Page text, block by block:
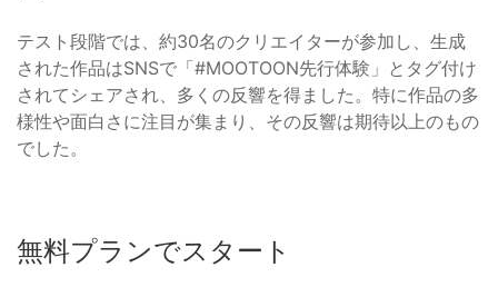
テスト段階では、約30名のクリエイターが参加し、生成
された作品はSNSで「#MOOTOON先行体験」とタグ付け
されてシェアされ、多くの反響を得ました。特に作品の多
様性や面白さに注目が集まり、その反響は期待以上のもの
でした。
無料プランでスタート